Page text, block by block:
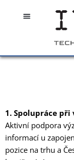
1. Spolupráce
Aktivní podpora
informací u
pozice na trhu a